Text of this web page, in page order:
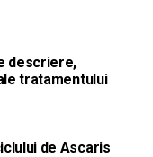
descriere,
tratamentului
de Ascaris